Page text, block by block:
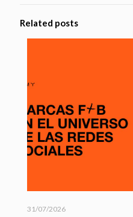
Related posts
31/07/2026